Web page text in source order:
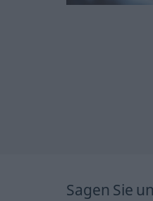
Sagen Sie